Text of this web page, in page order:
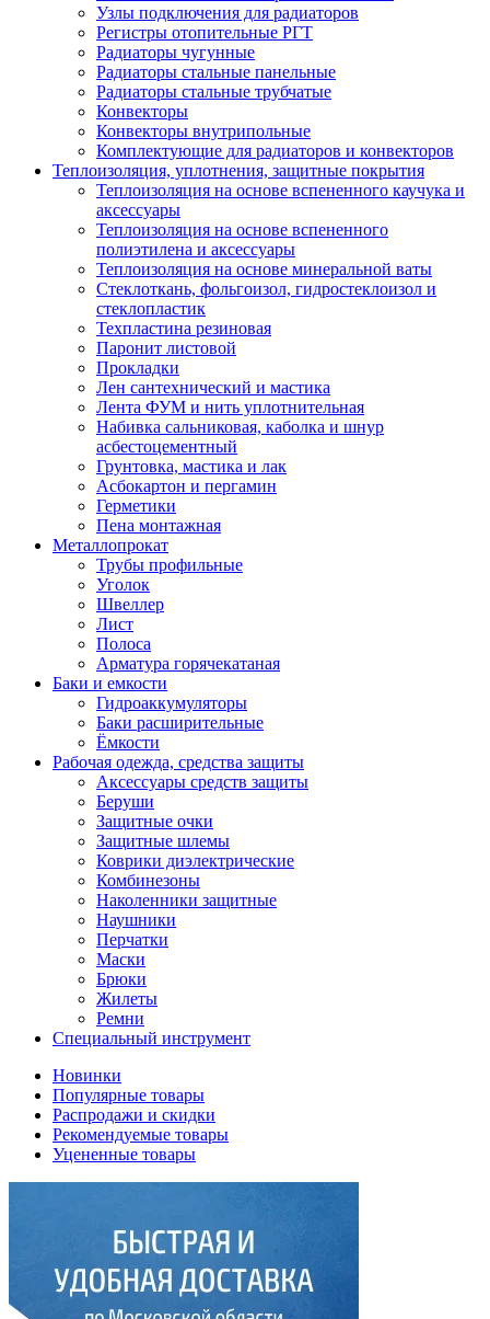
Узлы подключения для радиаторов
Регистры отопительные РГТ
Радиаторы чугунные
Радиаторы стальные панельные
Радиаторы стальные трубчатые
Конвекторы
Конвекторы внутрипольные
Комплектующие для радиаторов и конвекторов
Теплоизоляция, уплотнения, защитные покрытия
Теплоизоляция на основе вспененного каучука и
аксессуары
Теплоизоляция на основе вспененного
полиэтилена и аксессуары
Теплоизоляция на основе минеральной ваты
Стеклоткань, фольгоизол, гидростеклоизол и
стеклопластик
Техпластина резиновая
Паронит листовой
Прокладки
Лен сантехнический и мастика
Лента ФУМ и нить уплотнительная
Набивка сальниковая, каболка и шнур
асбестоцементный
Грунтовка, мастика и лак
Асбокартон и пергамин
Герметики
Пена монтажная
Металлопрокат
Трубы профильные
Уголок
Швеллер
Лист
Полоса
Арматура горячекатаная
Баки и емкости
Гидроаккумуляторы
Баки расширительные
Ёмкости
Рабочая одежда, средства защиты
Аксессуары средств защиты
Беруши
Защитные очки
Защитные шлемы
Коврики диэлектрические
Комбинезоны
Наколенники защитные
Наушники
Перчатки
Маски
Брюки
Жилеты
Ремни
Специальный инструмент
Новинки
Популярные товары
Распродажи и скидки
Рекомендуемые товары
Уцененные товары